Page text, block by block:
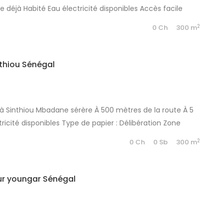
déjà Habité Eau électricité disponibles Accès facile
0 Ch 300 m2
Sénégal
Mbadane sérère À 500 mètres de la route À 5
disponibles Type de papier : Délibération Zone
0 Ch 0 Sb 300 m2
youngar Sénégal